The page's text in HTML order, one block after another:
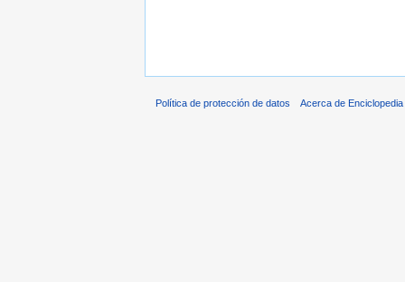
Política de protección de datos Acerca de